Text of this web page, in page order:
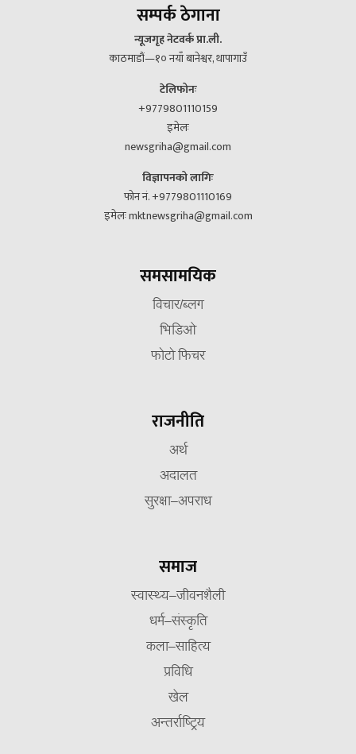
सम्पर्क ठेगाना
न्यूजगृह नेटवर्क प्रा.ली.
काठमाडौं—१० नयाँ बानेश्वर, थापागाउँ
टेलिफोनः
+9779801110159
इमेलः
newsgriha@gmail.com
विज्ञापनको लागिः
फोन नं. +9779801110169
इमेलः mktnewsgriha@gmail.com
समसामयिक
विचार/ब्लग
भिडिओ
फोटो फिचर
राजनीति
अर्थ
अदालत
सुरक्षा–अपराध
समाज
स्वास्थ्य–जीवनशैली
धर्म–संस्कृति
कला–साहित्य
प्रविधि
खेल
अन्तर्राष्ट्रिय